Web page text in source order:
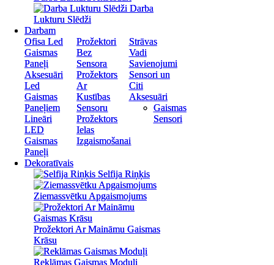
Darba
Lukturu Slēdži
Darbam
Ofisa Led
Gaismas
Paneļi
Aksesuāri
Led
Gaismas
Paneļiem
Lineāri
LED
Gaismas
Paneļi
Prožektori
Bez
Sensora
Prožektors
Ar
Kustības
Sensoru
Prožektors
Ielas
Izgaismošanai
Strāvas
Vadi
Savienojumi
Sensori un
Citi
Aksesuāri
Gaismas
Sensori
Dekoratīvais
Selfija Riņķis
Ziemassvētku Apgaismojums
Prožektori Ar Maināmu Gaismas
Krāsu
Reklāmas Gaismas Moduļi
Darba
Lukturu Slēdži
Darbam
Ofisa Led
Gaismas
Paneļi
Aksesuāri
Led
Gaismas
Paneļiem
Lineāri
LED
Gaismas
Paneļi
Prožektori
Bez
Sensora
Prožektors
Ar
Kustības
Sensoru
Prožektors
Ielas
Izgaismošanai
Strāvas
Vadi
Savienojumi
Sensori un
Citi
Aksesuāri
Gaismas
Sensori
Dekoratīvais
Selfija Riņķis
Ziemassvētku Apgaismojums
Prožektori Ar Maināmu Gaismas
Krāsu
Reklāmas Gaismas Moduļi